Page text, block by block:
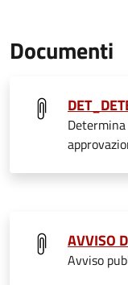
Documenti
AVVISO
Avviso